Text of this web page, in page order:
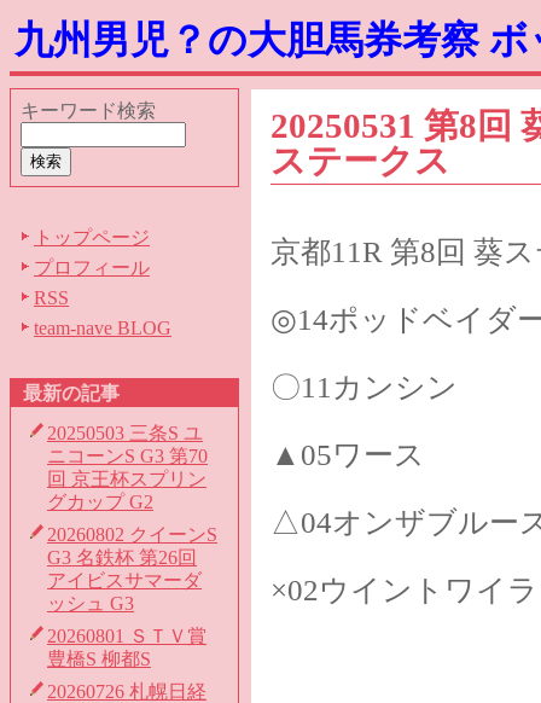
九州男児？の大胆馬券考察
キーワード検索
トップページ
プロフィール
RSS
team-nave BLOG
最新の記事
20250503 三条S ユ
ニコーンS G3 第70
回 京王杯スプリン
グカップ G2
20260802 クイーンS
G3 名鉄杯 第26回
アイビスサマーダ
ッシュ G3
20260801 ＳＴＶ賞
豊橋S 柳都S
20260726 札幌日経
20250531 第8回
ステークス
京都11R 第8回 葵
◎14ポッドベイダ
〇11カンシン
▲05ワース
△04オンザブルー
×02ウイントワイ